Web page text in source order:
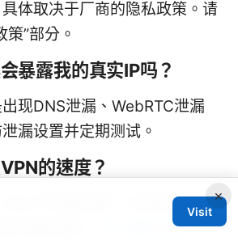
体取决于厂商的隐私政策。请
”部分。
暴露我的真实IP吗？
现DNS泄漏、WebRTC泄漏
漏设置并定期测试。
的速度？
比不同服务器，记录延迟与带
的服务器。
壬二酸在台灣：
×
Visit